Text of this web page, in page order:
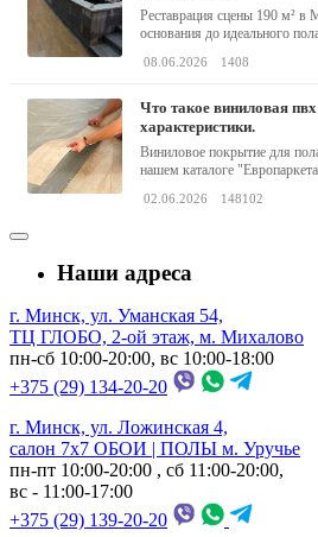
Реставрация сцены 190 м² в
основания до идеального
08.06.2026 1408
что такое виниловая пвх плитка? описание,
характеристики.
Виниловое покрытие для
нашем каталоге
02.06.2026 148102
Наши адреса
г. Минск, ул. Уманская 54,
ТЦ ГЛОБО, 2-ой этаж, м. Михалово
пн-сб 10:00-20:00, вс 10:00-18:00
+375 (29) 134-20-20
г. Минск, ул. Ложинская 4,
салон 7х7 ОБОИ | ПОЛЫ м. Уручье
пн-пт 10:00-20:00 , сб 11:00-20:00,
вс - 11:00-17:00
+375 (29) 139-20-20